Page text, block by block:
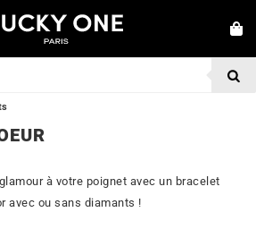
à votre poignet avec un bracelet
avec ou sans diamants !